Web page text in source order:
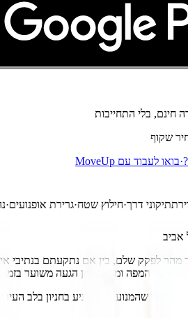
חינם, בלי התחייבות
שקוף
·בואו לעבוד עם MoveUp
גרירת חילוץ שטח· תיקוני דרך· גרירת
אביב
על המפה ומראה זמן הגעה משוער
או שהמנוע לא מתניע בחניון בלב העיר